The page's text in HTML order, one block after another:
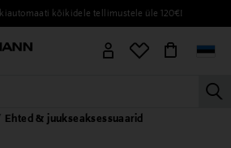
kõikidele tellimustele üle 120€!
MEHED LAPSED KODU
Ehted & juukseaksessuaarid